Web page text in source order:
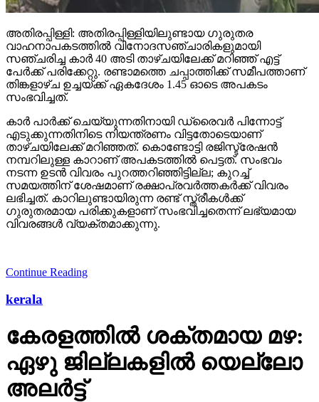
അതിരപ്പിള്ളി: അതിരപ്പിള്ളിയിലുണ്ടായ ഗുരുതര
വാഹനാപകടത്തില്‍ വിനോദസഞ്ചാരികളുമായി
സഞ്ചരിച്ച കാര്‍ 40 അടി താഴ്ചയിലേക്ക് മറിഞ്ഞ് എട്ട്
പേര്‍ക്ക് പരിക്കേറ്റു. രണ്ടാമത്തെ ചപ്പാത്തിക്ക് സമീപത്താണ്
തിങ്കളാഴ്ച ഉച്ചയ്ക്ക് ഏകദേശം 1.45 ഓടെ അപകടം
സംഭവിച്ചത്.
കാര്‍ പാര്‍ക്ക് ചെയ്യുന്നതിനായി ഡ്രൈവര്‍ പിന്നോട്ട്
എടുക്കുന്നതിനിടെ നിയന്ത്രണം വിട്ടതോടെയാണ്
താഴ്ചയിലേക്ക് മറിഞ്ഞത്. കൊണ്ടോട്ടി രജിസ്ട്രേഷന്‍
നമ്പറിലുള്ള കാറാണ് അപകടത്തില്‍ പെട്ടത്. സംഭവം
നടന്ന ഉടന്‍ വിവരം പുറത്തറിഞ്ഞിട്ടില്ല; കുറച്ച്
സമയത്തിന് ശേഷമാണ് രക്ഷാപ്രവര്‍ത്തകര്‍ക്ക് വിവരം
ലഭിച്ചത്. കാറിലുണ്ടായിരുന്ന രണ്ട് സ്ത്രീകള്‍ക്ക്
ഗുരുതരമായ പരിക്കുകളാണ് സംഭവിച്ചതെന്ന് ലഭ്യമായ
വിവരങ്ങള്‍ വ്യക്തമാക്കുന്നു.
Continue Reading
kerala
കേരളത്തില്‍ ശക്തമായ മഴ:
ഏഴു ജില്ലകളില്‍ യെല്ലോ
അലര്‍ട്ട്